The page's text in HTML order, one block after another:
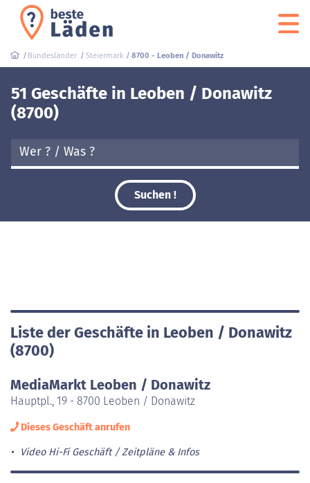
Bundesländer Steiermark 8700 - Leoben / Donawitz
51 Geschäfte in Leoben / Donawitz
(8700)
Suchen !
Liste der Geschäfte in Leoben / Donawitz
(8700)
MediaMarkt Leoben / Donawitz
Hauptpl., 19 - 8700 Leoben / Donawitz
Dieses Geschäft anrufen
Video Hi-Fi Geschäft Zeitpläne & Infos